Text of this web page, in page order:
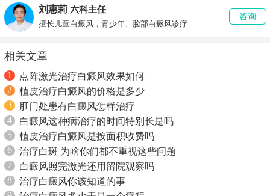
刘惠莉 六科主任
擅长儿童白癜风，青少年、脸部白癜风诊疗
咨询
相关文章
1
点阵激光治疗白癜风效果如何
2
植皮治疗白癜风的价格是多少
3
肛门处患有白癜风怎样治疗
4
白癜风这种病治疗的时间特别长是吗
5
植皮治疗白癜风是按面积收费吗
6
治疗白斑 为啥你们都不重视这些问题
7
白癜风照完激光还用留院观察吗
8
治疗白癜风你该知道的事